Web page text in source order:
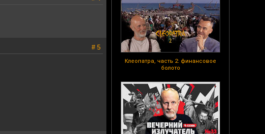
Клеопатра, часть 2: финансовое
болото
# 5